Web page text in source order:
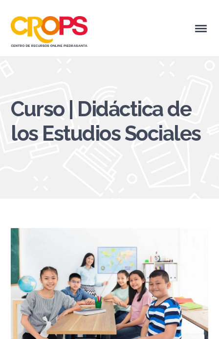
Curso | Didáctica de
los Estudios Sociales